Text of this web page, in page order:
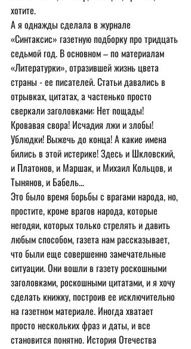
хотите.
А я однажды сделала в журнале
«Синтаксис» газетную подборку про тридцать
седьмой год. В основном – по материалам
«Литературки», отразившей жизнь цвета
страны - ее писателей. Статьи давались в
отрывках, цитатах, а частенько просто
сверкали заголовками: Нет пощады!
Кровавая свора! Исчадия лжи и злобы!
Ублюдки! Выжечь до конца! А какие имена
бились в этой истерике! Здесь и Шкловский,
и Платонов, и Маршак, и Михаил Кольцов, и
Тынянов, и Бабель...
Это было время борьбы с врагами народа, но,
простите, кроме врагов народа, которые
негодяи, которых только стрелять и давить
любым способом, газета нам рассказывает,
что были еще совершенно замечательные
ситуации. Они вошли в газету роскошными
заголовками, роскошными цитатами, и я хочу
сделать книжку, построив ее исключительно
на газетном материале. Иногда хватает
просто нескольких фраз и даты, и все
становится понятно. История Отечества